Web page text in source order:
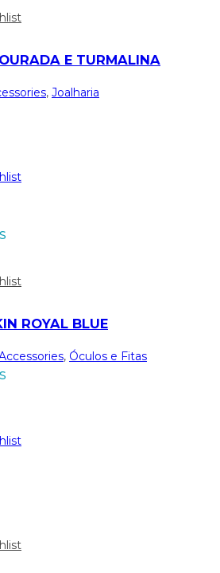
E TURMALINA
, Joalharia
ROYAL BLUE
, Óculos e Fitas